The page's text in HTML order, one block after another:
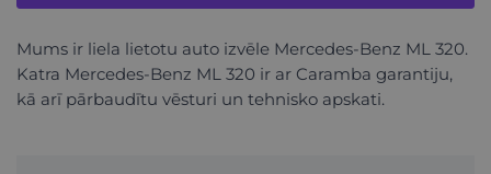
Mums ir liela lietotu auto izvēle Mercedes-Benz ML 320.
Katra Mercedes-Benz ML 320 ir ar Caramba garantiju,
kā arī pārbaudītu vēsturi un tehnisko apskati.